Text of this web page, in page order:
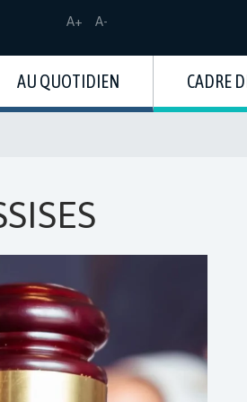
A+
Augmenter
taille
de
police
A-
taille
de
police
AU QUOTIDIEN CADRE